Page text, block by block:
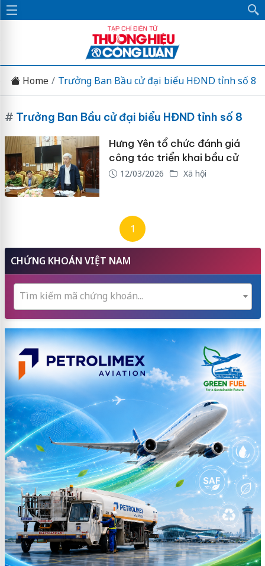
Home Trưởng Ban Bầu cử đại biểu HĐND tỉnh số 8
# Trưởng Ban Bầu cử đại biểu HĐND tỉnh số 8
Hưng Yên tổ chức đánh giá
công tác triển khai bầu cử
12/03/2026 Xã hội
1
CHỨNG KHOÁN VIỆT NAM
Tìm kiếm mã chứng khoán...